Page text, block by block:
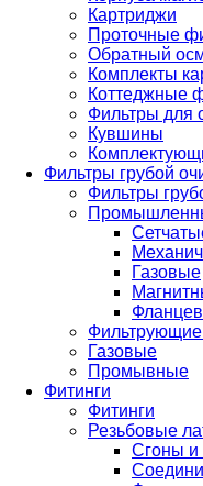
Картриджи
Проточные
Обратный
Комплекты
Коттеджные
Фильтры для
Кувшины
Фильтры грубой
Фильтры
Газовые
Газовые
Промывные
Фитинги
Фитинги
Резьбовые
Сгоны и